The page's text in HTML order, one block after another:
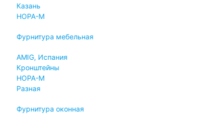
Казань
НОРА-М
Фурнитура мебельная
AMIG, Испания
Кронштейны
НОРА-М
Разная
Фурнитура оконная